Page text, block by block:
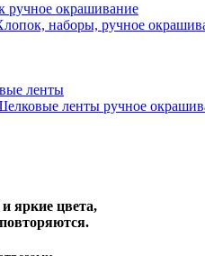
ручное окрашивание
наборы, ручное
ленты
ленты ручное
яркие цвета,